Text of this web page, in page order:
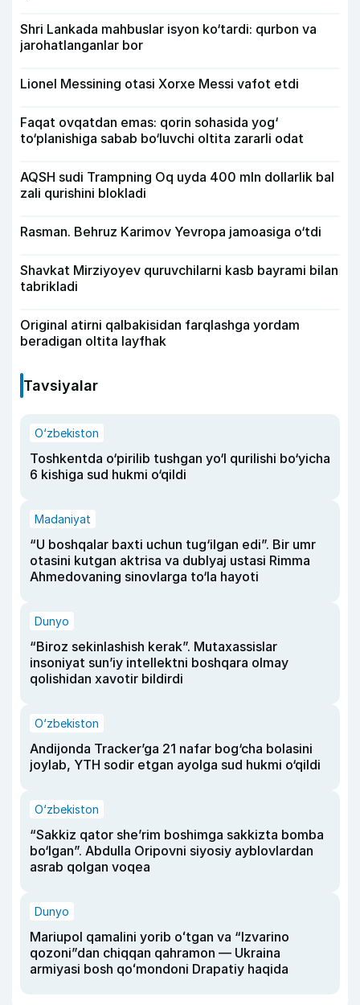
Shri Lankada mahbuslar isyon ko‘tardi: qurbon va
jarohatlanganlar bor
Lionel Messining otasi Xorxe Messi vafot etdi
Faqat ovqatdan emas: qorin sohasida yog‘
to‘planishiga sabab bo‘luvchi oltita zararli odat
AQSH sudi Trampning Oq uyda 400 mln dollarlik bal
zali qurishini blokladi
Rasman. Behruz Karimov Yevropa jamoasiga o‘tdi
Shavkat Mirziyoyev quruvchilarni kasb bayrami bilan
tabrikladi
Original atirni qalbakisidan farqlashga yordam
beradigan oltita layfhak
Tavsiyalar
O‘zbekiston
Toshkentda o‘pirilib tushgan yo‘l qurilishi bo‘yicha
6 kishiga sud hukmi o‘qildi
Madaniyat
“U boshqalar baxti uchun tug‘ilgan edi”. Bir umr
otasini kutgan aktrisa va dublyaj ustasi Rimma
Ahmedovaning sinovlarga to‘la hayoti
Dunyo
“Biroz sekinlashish kerak”. Mutaxassislar
insoniyat sun’iy intellektni boshqara olmay
qolishidan xavotir bildirdi
O‘zbekiston
Andijonda Tracker’ga 21 nafar bog‘cha bolasini
joylab, YTH sodir etgan ayolga sud hukmi o‘qildi
O‘zbekiston
“Sakkiz qator she’rim boshimga sakkizta bomba
bo‘lgan”. Abdulla Oripovni siyosiy ayblovlardan
asrab qolgan voqea
Dunyo
Mariupol qamalini yorib oʻtgan va “Izvarino
qozoni”dan chiqqan qahramon — Ukraina
armiyasi bosh qoʻmondoni Drapatiy haqida